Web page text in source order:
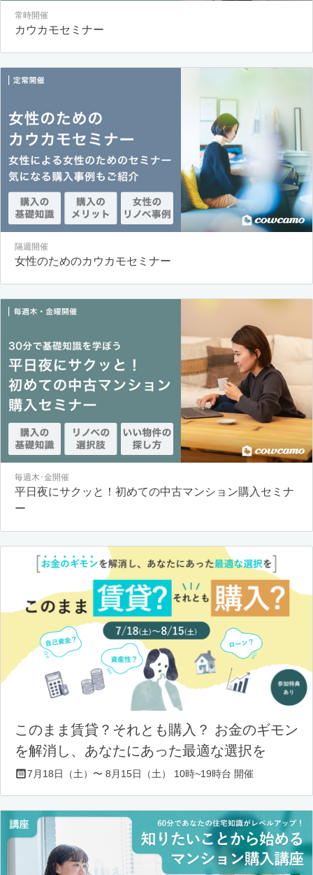
常時開催
カウカモセミナー
隔週開催
女性のためのカウカモセミナー
毎週木･金開催
平日夜にサクッと！初めての中古マンション購入セミナ
ー
このまま賃貸？それとも購入？ お金のギモン
を解消し、あなたにあった最適な選択を
7月18日（土）〜 8月15日（土） 10時~19時台 開催